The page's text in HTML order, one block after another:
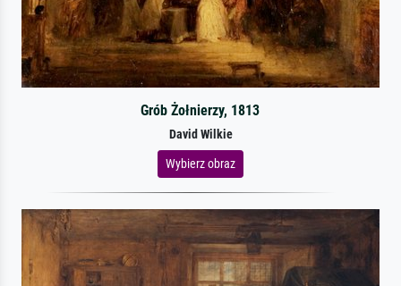
Grób Żołnierzy, 1813
David Wilkie
Wybierz obraz